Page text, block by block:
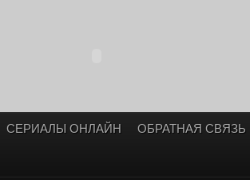
СЕРИАЛЫ ОНЛАЙН ОБРАТНАЯ СВЯЗЬ